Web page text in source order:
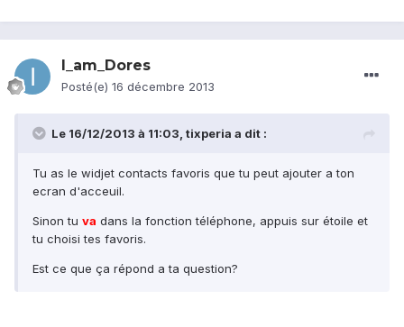
I_am_Dores
Posté(e) 16 décembre 2013
Le 16/12/2013 à 11:03, tixperia a dit :
Tu as le widjet contacts favoris que tu peut ajouter a ton
ecran d'acceuil.
Sinon tu va dans la fonction téléphone, appuis sur étoile et
tu choisi tes favoris.
Est ce que ça répond a ta question?